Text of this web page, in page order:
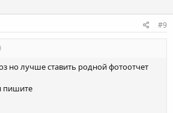
#9
но лучше ставить родной фотоотчет
пишите